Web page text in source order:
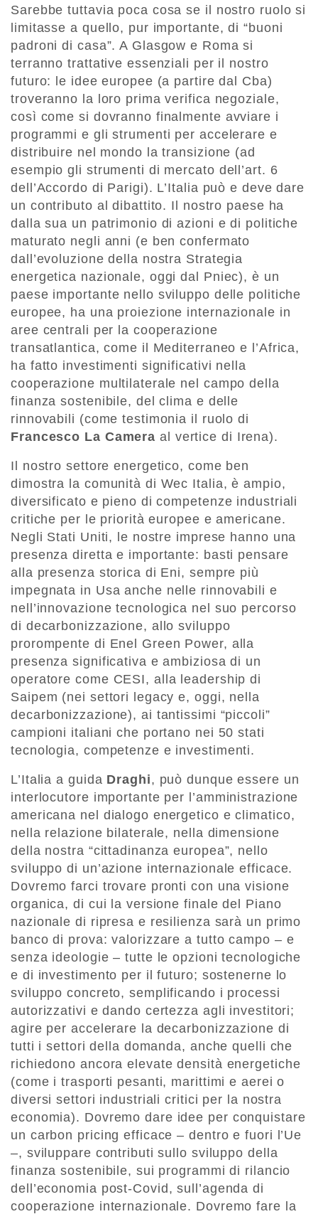
Sarebbe tuttavia poca cosa se il nostro ruolo si
limitasse a quello, pur importante, di “buoni
padroni di casa”. A Glasgow e Roma si
terranno trattative essenziali per il nostro
futuro: le idee europee (a partire dal Cba)
troveranno la loro prima verifica negoziale,
così come si dovranno finalmente avviare i
programmi e gli strumenti per accelerare e
distribuire nel mondo la transizione (ad
esempio gli strumenti di mercato dell’art. 6
dell’Accordo di Parigi). L’Italia può e deve dare
un contributo al dibattito. Il nostro paese ha
dalla sua un patrimonio di azioni e di politiche
maturato negli anni (e ben confermato
dall’evoluzione della nostra Strategia
energetica nazionale, oggi dal Pniec), è un
paese importante nello sviluppo delle politiche
europee, ha una proiezione internazionale in
aree centrali per la cooperazione
transatlantica, come il Mediterraneo e l’Africa,
ha fatto investimenti significativi nella
cooperazione multilaterale nel campo della
finanza sostenibile, del clima e delle
rinnovabili (come testimonia il ruolo di
Francesco La Camera al vertice di Irena).
Il nostro settore energetico, come ben
dimostra la comunità di Wec Italia, è ampio,
diversificato e pieno di competenze industriali
critiche per le priorità europee e americane.
Negli Stati Uniti, le nostre imprese hanno una
presenza diretta e importante: basti pensare
alla presenza storica di Eni, sempre più
impegnata in Usa anche nelle rinnovabili e
nell’innovazione tecnologica nel suo percorso
di decarbonizzazione, allo sviluppo
prorompente di Enel Green Power, alla
presenza significativa e ambiziosa di un
operatore come CESI, alla leadership di
Saipem (nei settori legacy e, oggi, nella
decarbonizzazione), ai tantissimi “piccoli”
campioni italiani che portano nei 50 stati
tecnologia, competenze e investimenti.
L’Italia a guida Draghi, può dunque essere un
interlocutore importante per l’amministrazione
americana nel dialogo energetico e climatico,
nella relazione bilaterale, nella dimensione
della nostra “cittadinanza europea”, nello
sviluppo di un’azione internazionale efficace.
Dovremo farci trovare pronti con una visione
organica, di cui la versione finale del Piano
nazionale di ripresa e resilienza sarà un primo
banco di prova: valorizzare a tutto campo – e
senza ideologie – tutte le opzioni tecnologiche
e di investimento per il futuro; sostenerne lo
sviluppo concreto, semplificando i processi
autorizzativi e dando certezza agli investitori;
agire per accelerare la decarbonizzazione di
tutti i settori della domanda, anche quelli che
richiedono ancora elevate densità energetiche
(come i trasporti pesanti, marittimi e aerei o
diversi settori industriali critici per la nostra
economia). Dovremo dare idee per conquistare
un carbon pricing efficace – dentro e fuori l’Ue
–, sviluppare contributi sullo sviluppo della
finanza sostenibile, sui programmi di rilancio
dell’economia post-Covid, sull’agenda di
cooperazione internazionale. Dovremo fare la